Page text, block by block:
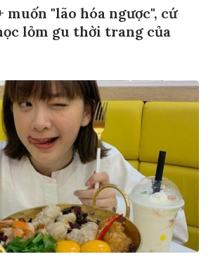
muốn "lão hóa ngược", cứ
lỏm gu thời trang của